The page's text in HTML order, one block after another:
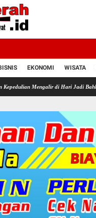
EKONOMI WISATA
di Hari Jadi Bahlil Lahadalia